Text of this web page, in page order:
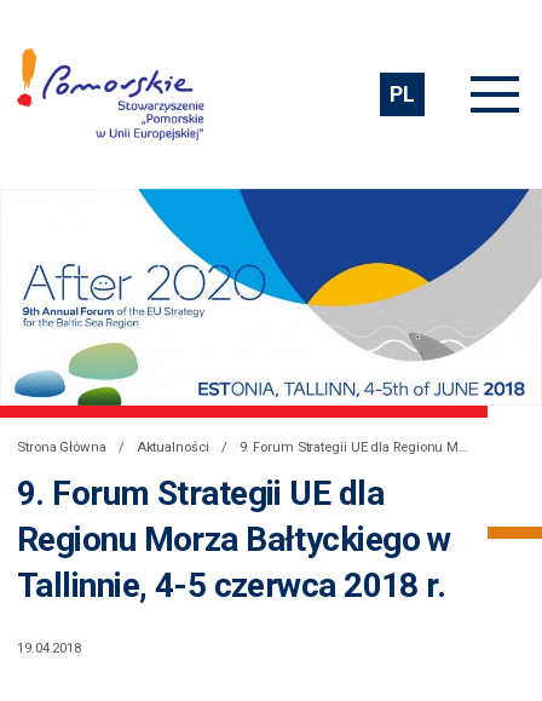
PL
Strona Główna Aktualności
9. Forum Strategii UE dla
Regionu Morza Bałtyckiego w
Tallinnie, 4-5 czerwca 2018 r.
19.04.2018